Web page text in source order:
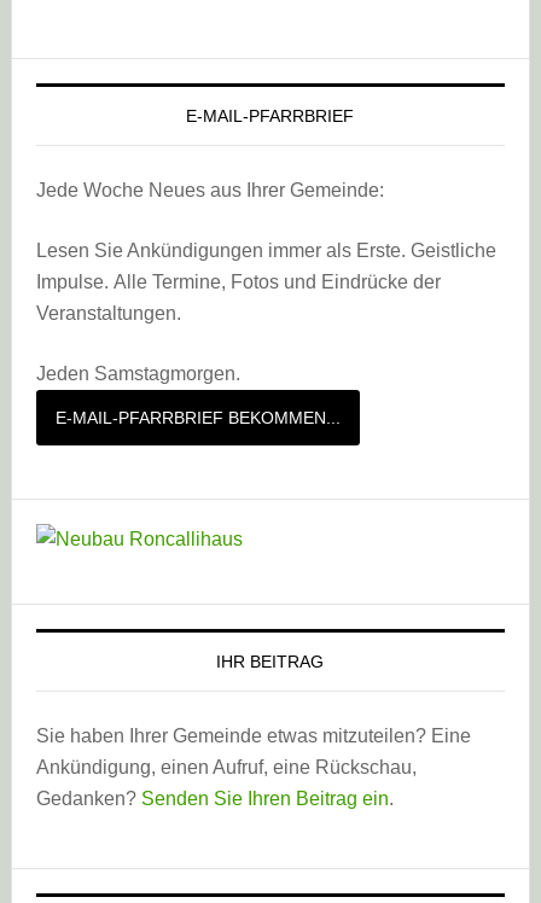
E-MAIL-PFARRBRIEF
Jede Woche Neues aus Ihrer Gemeinde:
Lesen Sie Ankündigungen immer als Erste. Geistliche
Impulse. Alle Termine, Fotos und Eindrücke der
Veranstaltungen.
Jeden Samstagmorgen.
E-MAIL-PFARRBRIEF BEKOMMEN...
IHR BEITRAG
Sie haben Ihrer Gemeinde etwas mitzuteilen? Eine
Ankündigung, einen Aufruf, eine Rückschau,
Gedanken? Senden Sie Ihren Beitrag ein.